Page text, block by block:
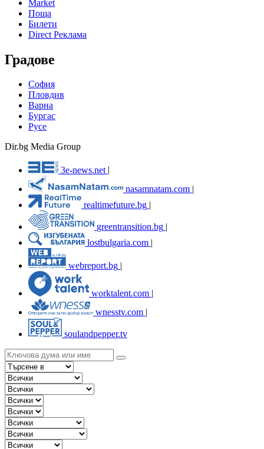
Market
Поща
Билети
Direct Реклама
Градове
София
Пловдив
Варна
Бургас
Русе
Dir.bg Media Group
3e-news.net
nasamnatam.com |
realtimefuture.bg |
greentransition.bg |
lostbulgaria.com |
webreport.bg
worktalent.com |
wnesstv.com |
soulandpepper.tv